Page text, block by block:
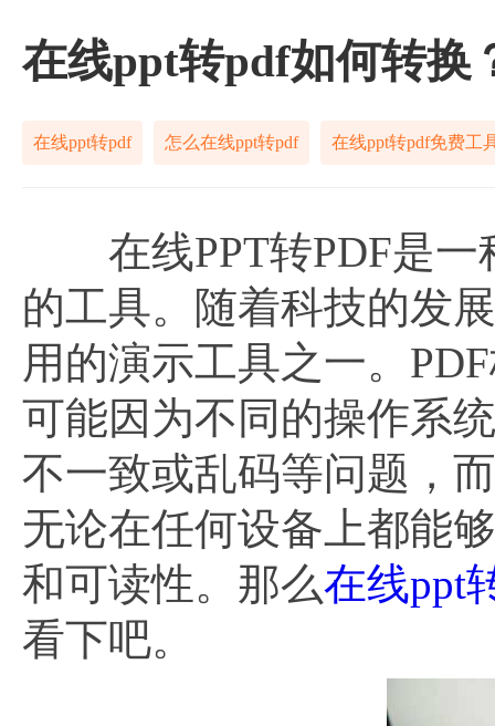
在线ppt转pdf如何转换
在线ppt转pdf 怎么在线ppt转pdf 在线ppt转pdf免费工
在线PPT转PDF是一
的工具。随着科技的发
用的演示工具之一。
可能因为不同的操作系
不一致或乱码等问题，
无论在任何设备上都能
和可读性。那么在线ppt
看下吧。